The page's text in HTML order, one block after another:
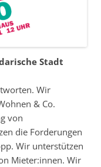
Stadt
Wir
& Co.
von
die Forderungen
Wir unterstützen
Mieter:innen. Wir